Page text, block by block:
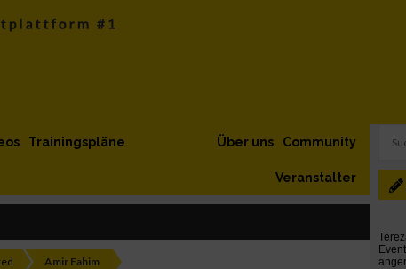
Trainingspläne Community
Über uns
Veranstalter
Amir Fahim